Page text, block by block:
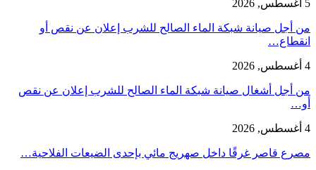
5 أغسطس, 2026
من أجل صيانة شبكة الماء الصالح للشرب إعلان عن نقص أو
انقطاع…
4 أغسطس, 2026
من أجل أشغال صيانة شبكة الماء الصالح للشرب إعلان عن نقص
أو…
4 أغسطس, 2026
مصرع قاصر غرقًا داخل صهريج مائي بإحدى الضيعات الفلاحية…